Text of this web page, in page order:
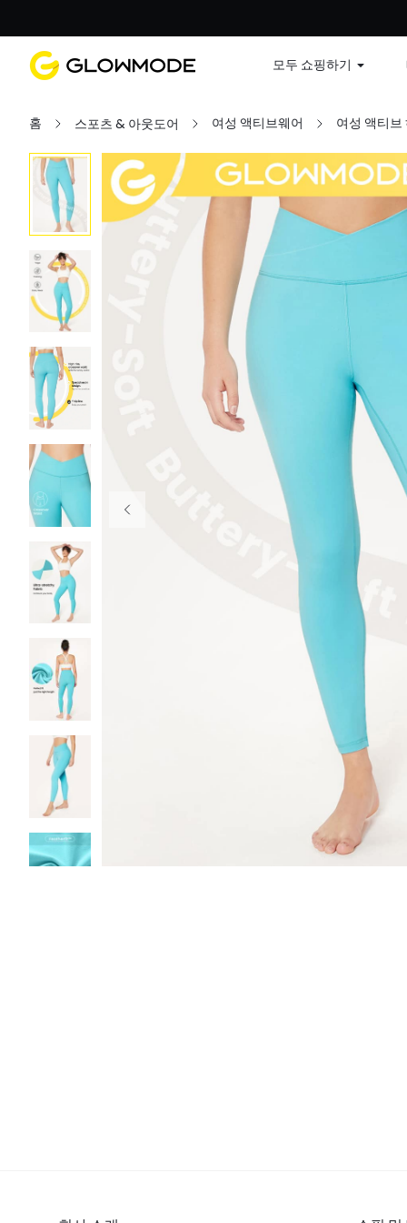
모두 쇼핑하기
홈 스포츠 & 아웃도어 여성 액티브웨어 여성 액티브